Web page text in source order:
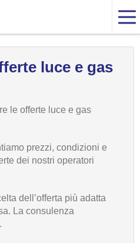
luce e gas
le offerte luce e gas
prezzi, condizioni e
dei nostri operatori
dell’offerta più adatta
La consulenza